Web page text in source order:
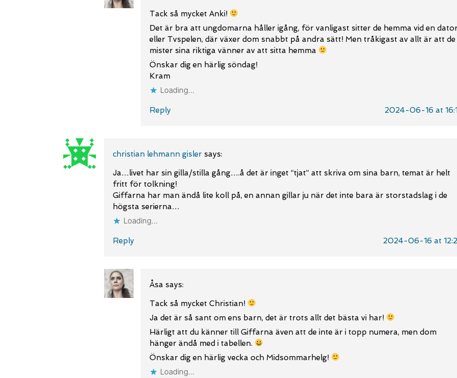
Tack så mycket Anki!
Det är bra att ungdomarna håller igång, för vanligast sitter de hemma vid en
eller Tvspelen, där växer dom snabbt på andra sätt! Men tråkigast av allt är att de
mister sina riktiga vänner av att sitta hemma
Önskar dig en härlig söndag!
Kram
Loading...
Reply 2024-06-16 at
christian lehmann gisler says:
Ja…livet har sin gilla/stilla gång….å det är inget “tjat” att skriva om sina barn, temat är helt
fritt för tolkning!
Giffarna har man ändå lite koll på, en annan gillar ju när det inte bara är storstadslag i de
högsta serierna…
Loading...
Reply 2024-06-16 at
Åsa says:
Tack så mycket Christian!
Ja det är så sant om ens barn, det är trots allt det bästa vi har!
Härligt att du känner till Giffarna även att de inte är i topp numera, men dom
hänger ändå med i tabellen.
Önskar dig en härlig vecka och Midsommarhelg!
Loading...